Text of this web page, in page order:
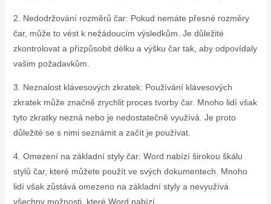
2. Nedodržování rozměrů čar: Pokud nemáte přesné rozměry
čar, může to vést k nežádoucím výsledkům. Je důležité
zkontrolovat a přizpůsobit délku a výšku čar tak, aby odpovídaly
vašim požadavkům.
3. Neznalost klávesových zkratek: Používání klávesových
zkratek může značně zrychlit proces tvorby čar. Mnoho lidí však
tyto zkratky nezná nebo je nedostatečně využívá. Je proto
důležité se s nimi seznámit a začít je používat.
4. Omezení na základní styly čar: Word nabízí širokou škálu
stylů čar, které můžete použít ve svých dokumentech. Mnoho
lidí však zůstává omezeno na základní styly a nevyužívá
všechny možnosti, které Word nabízí.